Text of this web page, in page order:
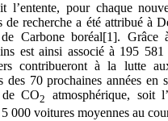
l’entente, pour chaque
de recherche a été attribué à
Carbone boréal[1]. Grâce
est ainsi associé à 195
contribueront à la lutte
des 70 prochaines années en
CO2
atmosphérique, soit
000 voitures moyennes au